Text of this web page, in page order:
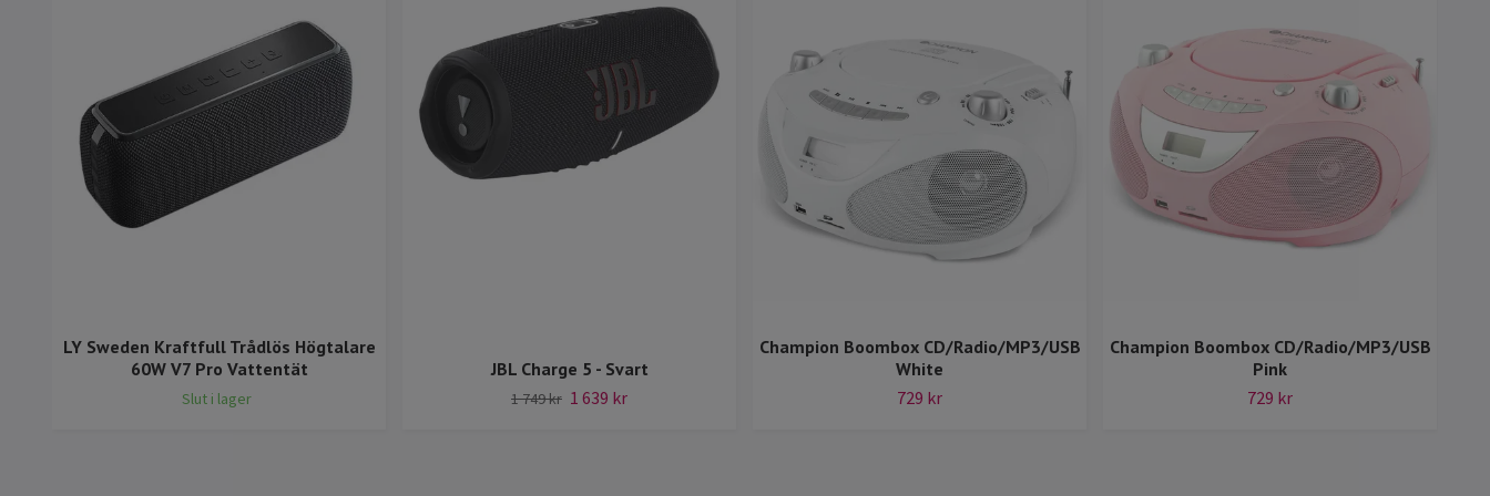
LY Sweden Kraftfull Trådlös Högtalare
60W V7 Pro Vattentät
Slut i lager
JBL Charge 5 - Svart
1 749 kr 1 639 kr
Champion Boombox CD/Radio/MP3/USB
White
729 kr
Champion Boombox CD/Radio/MP3/USB
Pink
729 kr